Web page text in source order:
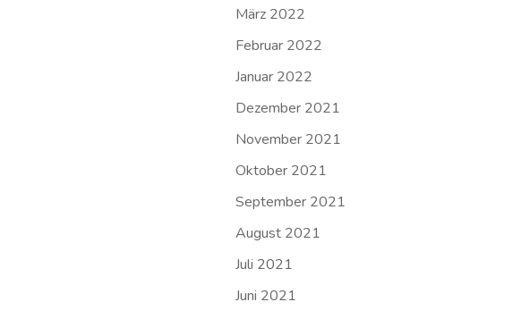
März 2022
Februar 2022
Januar 2022
Dezember 2021
November 2021
Oktober 2021
September 2021
August 2021
Juli 2021
Juni 2021